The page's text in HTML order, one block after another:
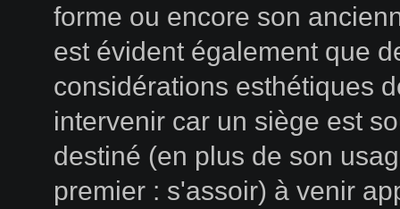
forme ou encore son
est évident également que
considérations esthétiques
intervenir car un siège est
destiné (en plus de son
premier : s'assoir) à venir